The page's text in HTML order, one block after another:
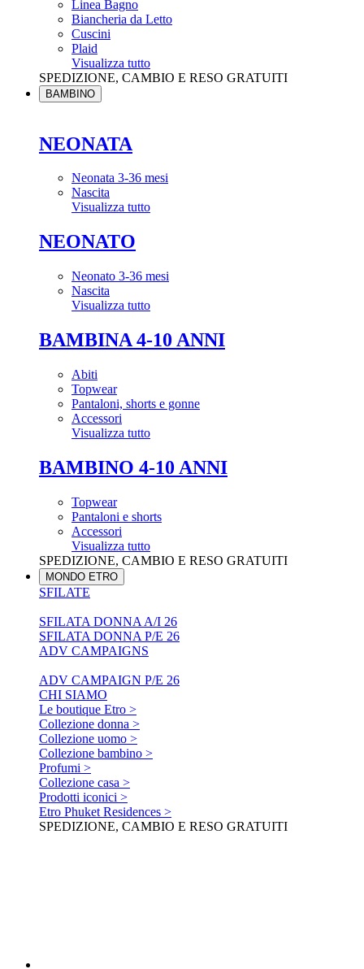
Linea Bagno
Biancheria da Letto
Cuscini
Plaid
Visualizza tutto
SPEDIZIONE, CAMBIO E RESO GRATUITI
BAMBINO
NEONATA
Neonata 3-36 mesi
Nascita
Visualizza tutto
NEONATO
Neonato 3-36 mesi
Nascita
Visualizza tutto
BAMBINA 4-10 ANNI
Abiti
Topwear
Pantaloni, shorts e gonne
Accessori
Visualizza tutto
BAMBINO 4-10 ANNI
Topwear
Pantaloni e shorts
Accessori
Visualizza tutto
SPEDIZIONE, CAMBIO E RESO GRATUITI
MONDO ETRO
SFILATE
SFILATA DONNA A/I 26
SFILATA DONNA P/E 26
ADV CAMPAIGNS
ADV CAMPAIGN P/E 26
CHI SIAMO
Le boutique Etro >
Collezione donna >
Collezione uomo >
Collezione bambino >
Profumi >
Collezione casa >
Prodotti iconici >
Etro Phuket Residences >
SPEDIZIONE, CAMBIO E RESO GRATUITI